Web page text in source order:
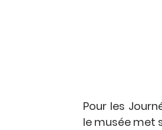
Pour les
le musée met